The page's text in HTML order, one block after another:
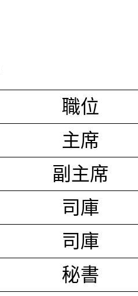
職位
主席
副主席
司庫
司庫
秘書